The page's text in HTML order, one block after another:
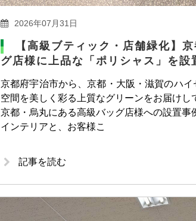
2026年07月31日
【高級ブティック・店舗緑化】
グ店様に上品な「ポリシャス」を設
京都府宇治市から、京都・大阪・滋賀のハイ
空間を美しく彩る上質なグリーンをお届けし
京都・烏丸にある高級バッグ店様への設置事
インテリアと、お客様こ
記事を読む